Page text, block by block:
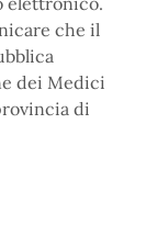
che il
dei Medici
di